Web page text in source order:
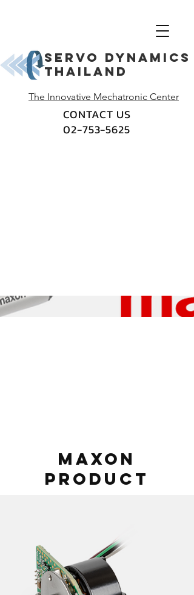
The Innovative Mechatronic Center
CONTACT US
02-753-5625
Servo dynamics
thailand
maxon
product